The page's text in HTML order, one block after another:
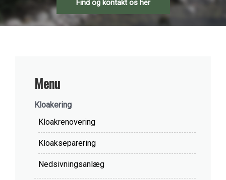
Ny græsplæne
NedsivningsanlægFind og kontakt os her
Menu
Kloakering
Kloakrenovering
Kloakseparering
Nedsivningsanlæg